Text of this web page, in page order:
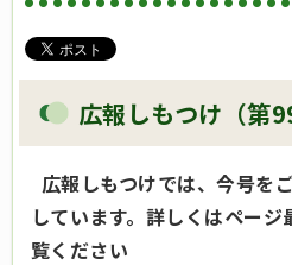
広報しもつけ（第
広報しもつけでは、今号を
しています。詳しくはペー
覧ください